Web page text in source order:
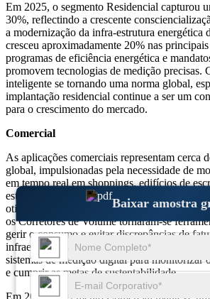
Baixar amostra
Em 2025, o segmento Residencial capturou
30%, reflectindo a crescente
a modernização da infra-estrutura energética
cresceu aproximadamente 20% nas
programas de eficiência energética e
promovem tecnologias de medição precisas.
inteligente se tornando uma norma global,
implantação residencial continue a ser um
para o crescimento do mercado.
Comercial
As aplicações comerciais representam cerca
global, impulsionadas pela necessidade de
em tempo real em shoppings, edifícios de
estabelecimentos de varejo. À medida que as
otimizar as despesas operacionais e melhorar
os Corretores de Volume tornaram-se
gerir o consumo e evitar discrepâncias de
infraestruturas comerciais modernas
sistemas de medição digital para monitorizar
e cumprir as metas de sustentabilidade.